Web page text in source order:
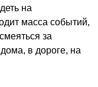
на
масса событий,
за
в дороге, на